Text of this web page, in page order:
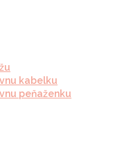
kabelku
peňaženku